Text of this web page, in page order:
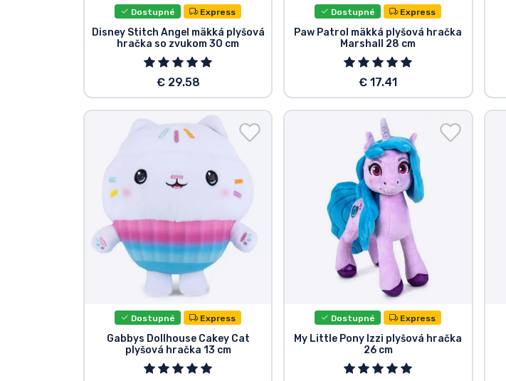
Dostupné Express
Disney Stitch Angel mäkká plyšová
hračka so zvukom 30 cm
€ 29.58
Dostupné Express
Paw Patrol mäkká plyšová hračka
Marshall 28 cm
€ 17.41
Dostupné Express
Gabbys Dollhouse Cakey Cat
plyšová hračka 13 cm
Dostupné Express
My Little Pony Izzi plyšová hračka
26 cm